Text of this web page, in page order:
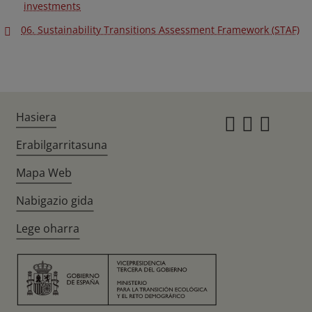
investments
06. Sustainability Transitions Assessment Framework (STAF)
Hasiera
Erabilgarritasuna
Mapa Web
Nabigazio gida
Lege oharra